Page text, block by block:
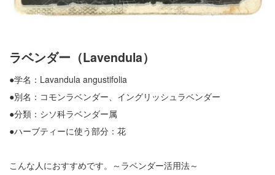
ラベンダー（Lavendula）
●学名：Lavandula angustifolia
●別名：コモンラベンダー、イングリッシュラベンダー
●分類：シソ科ラベンダー属
●ハーブティーに使う部分：花
こんな人におすすめです。～ラベンダー活用法～